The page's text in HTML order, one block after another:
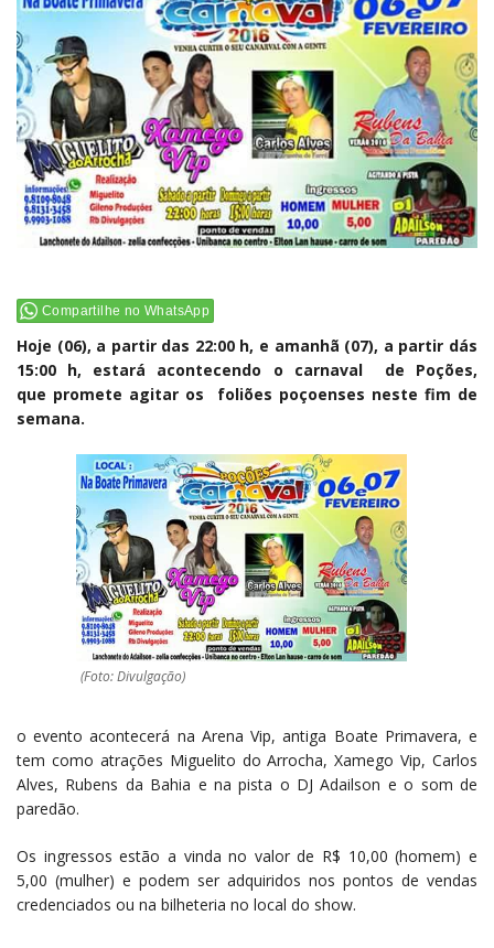
Compartilhe no WhatsApp
Hoje (06), a partir das 22:00 h, e amanhã (07), a partir dás
15:00 h, estará acontecendo o carnaval de Poções,
que promete agitar os foliões poçoenses neste fim de
semana.
(Foto: Divulgação)
o evento acontecerá na Arena Vip, antiga Boate Primavera, e
tem como atrações Miguelito do Arrocha, Xamego Vip, Carlos
Alves, Rubens da Bahia e na pista o DJ Adailson e o som de
paredão.
Os ingressos estão a vinda no valor de R$ 10,00 (homem) e
5,00 (mulher) e podem ser adquiridos nos pontos de vendas
credenciados ou na bilheteria no local do show.